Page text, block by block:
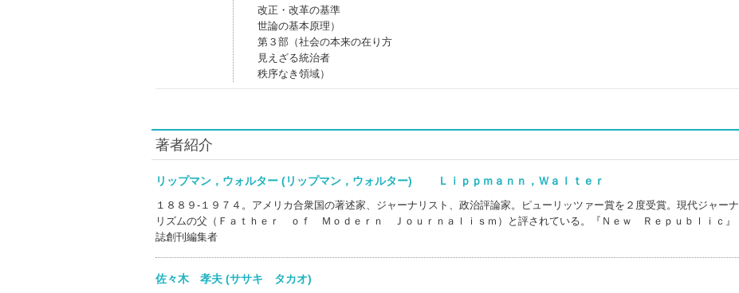
改正・改革の基準
世論の基本原理）
第３部（社会の本来の在り方
見えざる統治者
秩序なき領域）
著者紹介
リップマン，ウォルター (リップマン，ウォルター) Ｌｉｐｐｍａｎｎ，Ｗａｌｔｅｒ
１８８９‐１９７４。アメリカ合衆国の著述家、ジャーナリスト、政治評論家。ピューリッツァー賞を２度受賞。現代ジャーナ
リズムの父（Ｆａｔｈｅｒ ｏｆ Ｍｏｄｅｒｎ Ｊｏｕｒｎａｌｉｓｍ）と評されている。『Ｎｅｗ Ｒｅｐｕｂｌｉｃ』
誌創刊編集者
佐々木 孝夫 (ササキ タカオ)